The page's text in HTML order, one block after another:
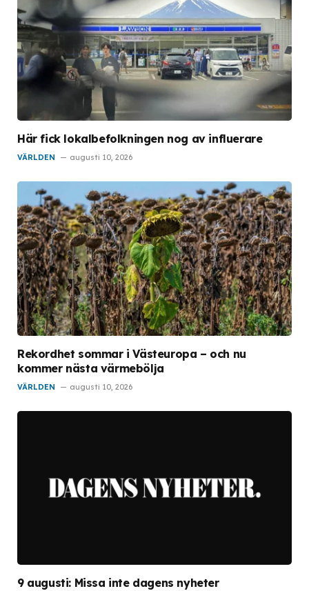
Här fick lokalbefolkningen nog av influerare
VÄRLDEN augusti 10, 2026
Rekordhet sommar i Västeuropa – och nu
kommer nästa värmebölja
VÄRLDEN augusti 10, 2026
9 augusti: Missa inte dagens nyheter